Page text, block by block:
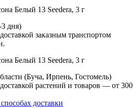
3 дня)
заказным транспортом
(Буча, Ирпень, Гостомель)
растений и товаров — от 300
доставки